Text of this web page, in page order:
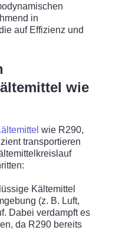
in
auf Effizienz und
wie
wie R290,
transportieren
Kältemittel
(z. B. Luft,
Dabei verdampft es
da R290 bereits